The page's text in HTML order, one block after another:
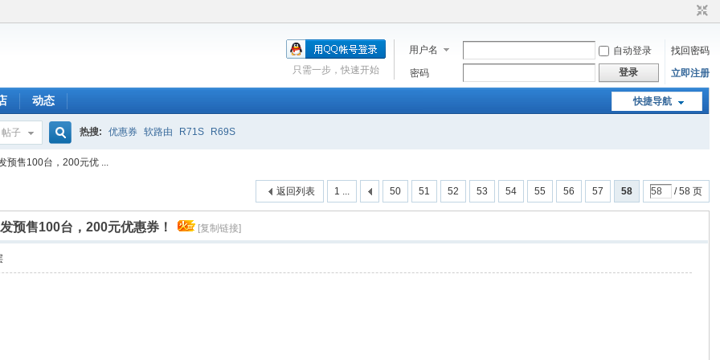
用户名 自动登录
找回密码
密码
登录 立即注册
只需一步，快速开始
快捷导航
动态
帖子
搜
索
热搜: 优惠券 软路由 R71S R69S
预售100台，200元优 ...
1 ... 50 51 52 53 54 55 56 57 58 / 58 页
返回列表
预售100台，200元优惠券！ [复制链接]